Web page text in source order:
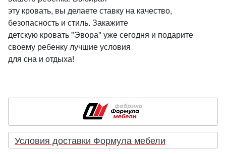
эту кровать, вы делаете ставку на качество,
безопасность и стиль. Закажите
детскую кровать "Эвора" уже сегодня и подарите
своему ребенку лучшие условия
для сна и отдыха!
Условия доставки Формула мебели